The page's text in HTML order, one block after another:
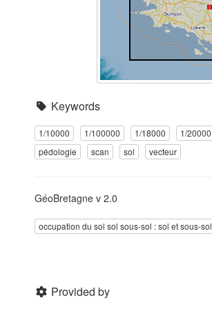
Keywords
1/10000 1/100000 1/18000 1/20000
pédologie
scan sol vecteur
GéoBretagne v 2.0
occupation du sol sol sous-sol : sol et sous-sol
Provided by